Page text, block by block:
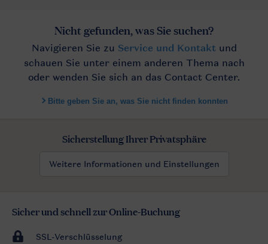
Sicherstellung Ihrer Privatsphäre
Weitere Informationen und Einstellungen
Sicher und schnell zur Online-Buchung
SSL-Verschlüsselung